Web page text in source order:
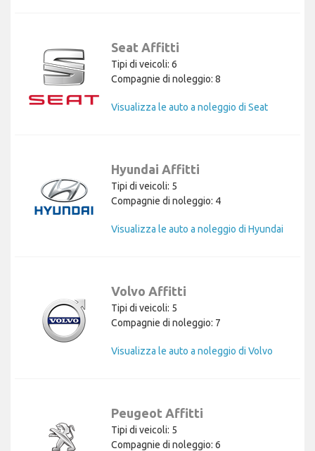
Seat Affitti
Tipi di veicoli: 6
Compagnie di noleggio: 8
Visualizza le auto a noleggio di Seat
Hyundai Affitti
Tipi di veicoli: 5
Compagnie di noleggio: 4
Visualizza le auto a noleggio di Hyundai
Volvo Affitti
Tipi di veicoli: 5
Compagnie di noleggio: 7
Visualizza le auto a noleggio di Volvo
Peugeot Affitti
Tipi di veicoli: 5
Compagnie di noleggio: 6